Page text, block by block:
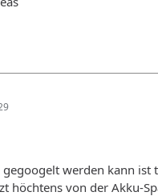
werden kann ist
höchtens von der Akku-